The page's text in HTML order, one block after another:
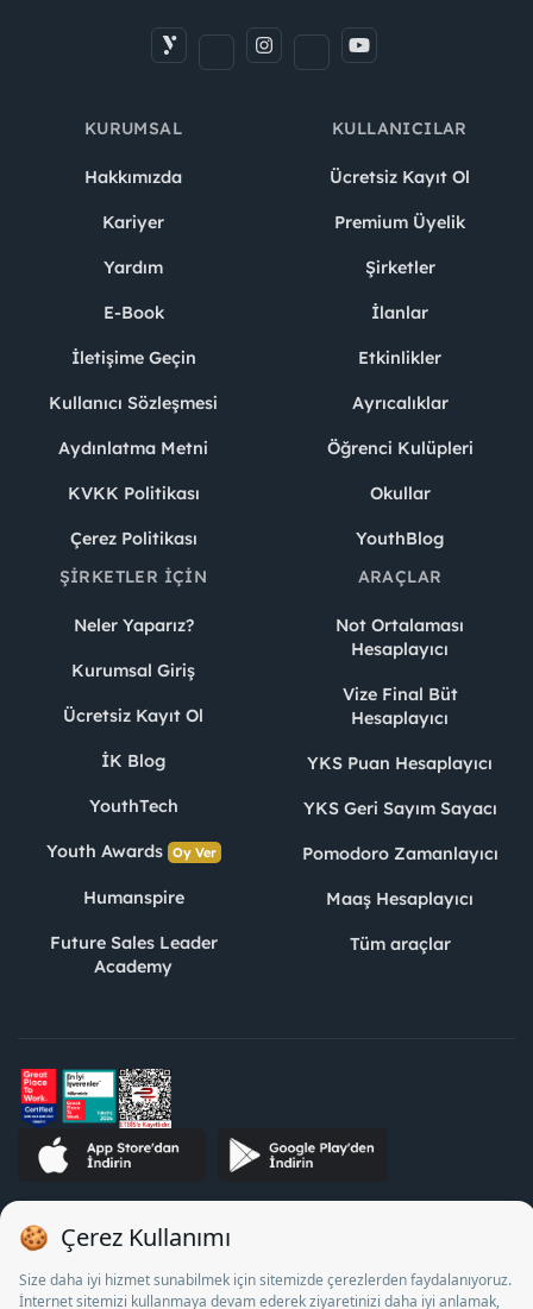
KURUMSAL
Hakkımızda
Kariyer
Yardım
E-Book
İletişime Geçin
Kullanıcı Sözleşmesi
Aydınlatma Metni
KVKK Politikası
Çerez Politikası
KULLANICILAR
Ücretsiz Kayıt Ol
Premium Üyelik
Şirketler
İlanlar
Etkinlikler
Ayrıcalıklar
Öğrenci Kulüpleri
Okullar
YouthBlog
ŞIRKETLER İÇIN
Neler Yaparız?
Kurumsal Giriş
Ücretsiz Kayıt Ol
İK Blog
YouthTech
Youth Awards Oy Ver
Humanspire
Future Sales Leader
Academy
ARAÇLAR
Not Ortalaması
Hesaplayıcı
Vize Final Büt
Hesaplayıcı
YKS Puan Hesaplayıcı
YKS Geri Sayım Sayacı
Pomodoro Zamanlayıcı
Maaş Hesaplayıcı
Tüm araçlar
STJ İnsan Kaynakları Bilişim ve Danışmanlık A.Ş. Özel İstihdam
Bürosu Olarak 13/05/2025 - 12/05/2028 tarihleri arasında
faaliyette bulunmak üzere, Türkiye İş Kurumu tarafından